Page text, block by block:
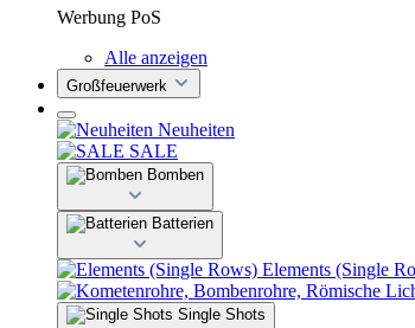
Werbung PoS
Alle anzeigen
Großfeuerwerk
Neuheiten
SALE
Bomben
Batterien
Elements (Single
Single Shots